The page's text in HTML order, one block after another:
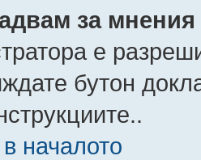
за
е
бутон
началото